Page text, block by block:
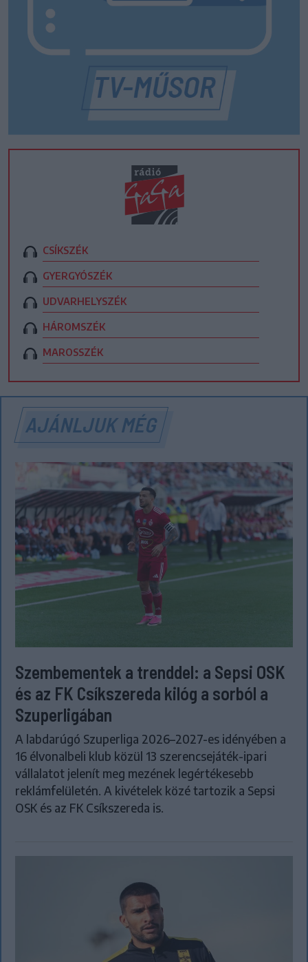
CSÍKSZÉK
GYERGYÓSZÉK
UDVARHELYSZÉK
HÁROMSZÉK
MAROSSZÉK
AJÁNLJUK MÉG
Szembementek a trenddel: a Sepsi OSK
és az FK Csíkszereda kilóg a sorból a
Szuperligában
A labdarúgó Szuperliga 2026–2027-es idényében a
16 élvonalbeli klub közül 13 szerencsejáték-ipari
vállalatot jelenít meg mezének legértékesebb
reklámfelületén. A kivételek közé tartozik a Sepsi
OSK és az FK Csíkszereda is.